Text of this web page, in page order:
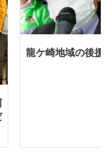
龍ケ崎地域の後援